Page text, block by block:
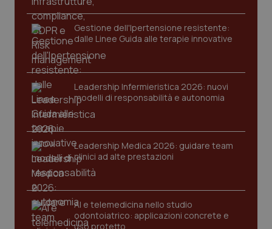
Gestione dell'Ipertensione resistente:
dalle Linee Guida alle terapie innovative
Leadership Infermieristica 2026: nuovi
modelli di responsabilità e autonomia
Leadership Medica 2026: guidare team
clinici ad alte prestazioni
AI e telemedicina nello studio
odontoiatrico: applicazioni concrete e
uso protetto
funzionare correttamente senza questi cookie.
Nome
Fornitore/Dominio
VISITOR_PRIVACY_METADATA
YouTube